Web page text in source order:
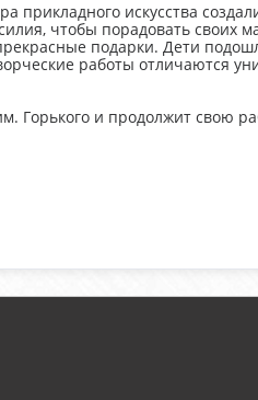
искусства
чтобы порадовать своих
подарки. Дети
работы отличаются
Горького и продолжит свою